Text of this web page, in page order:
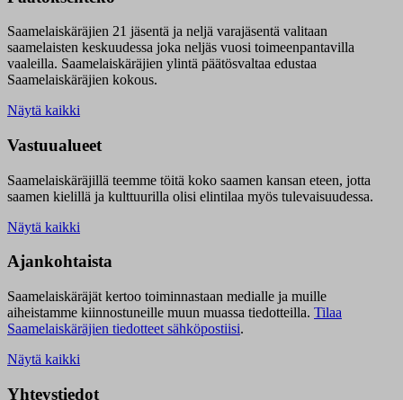
Saamelaiskäräjien 21 jäsentä ja neljä varajäsentä valitaan
saamelaisten keskuudessa joka neljäs vuosi toimeenpantavilla
vaaleilla. Saamelaiskäräjien ylintä päätösvaltaa edustaa
Saamelaiskäräjien kokous.
Näytä kaikki
Vastuualueet
Saamelaiskäräjillä teemme töitä koko saamen kansan eteen, jotta
saamen kielillä ja kulttuurilla olisi elintilaa myös tulevaisuudessa.
Näytä kaikki
Ajankohtaista
Saamelaiskäräjät kertoo toiminnastaan medialle ja muille
aiheistamme kiinnostuneille muun muassa tiedotteilla. Tilaa
Saamelaiskäräjien tiedotteet sähköpostiisi.
Näytä kaikki
Yhteystiedot